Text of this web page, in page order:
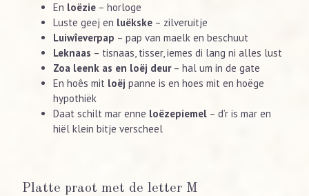
En loëzie – horloge
Luste geej en luëkske – zilveruitje
Luiwîeverpap – pap van maelk en beschuut
Leknaas – tisnaas, tisser, iemes di lang ni alles lust
Zoa leenk as en loëj deur– hal um in de gate
En hoês mit loëj panne is en hoes mit en hoëge
hypothiëk
Daat schilt mar enne loëzepiemel – d’r is mar en
hiël klein bitje verscheel
Platte praot met de letter M